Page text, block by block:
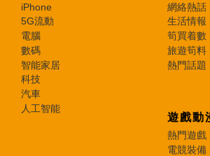
iPhone
5G流動
電腦
數碼
智能家居
科技
汽車
人工智能
網絡熱話
生活情報
筍買着數
旅遊筍料
熱門話題
遊戲動
熱門遊戲
電競裝備